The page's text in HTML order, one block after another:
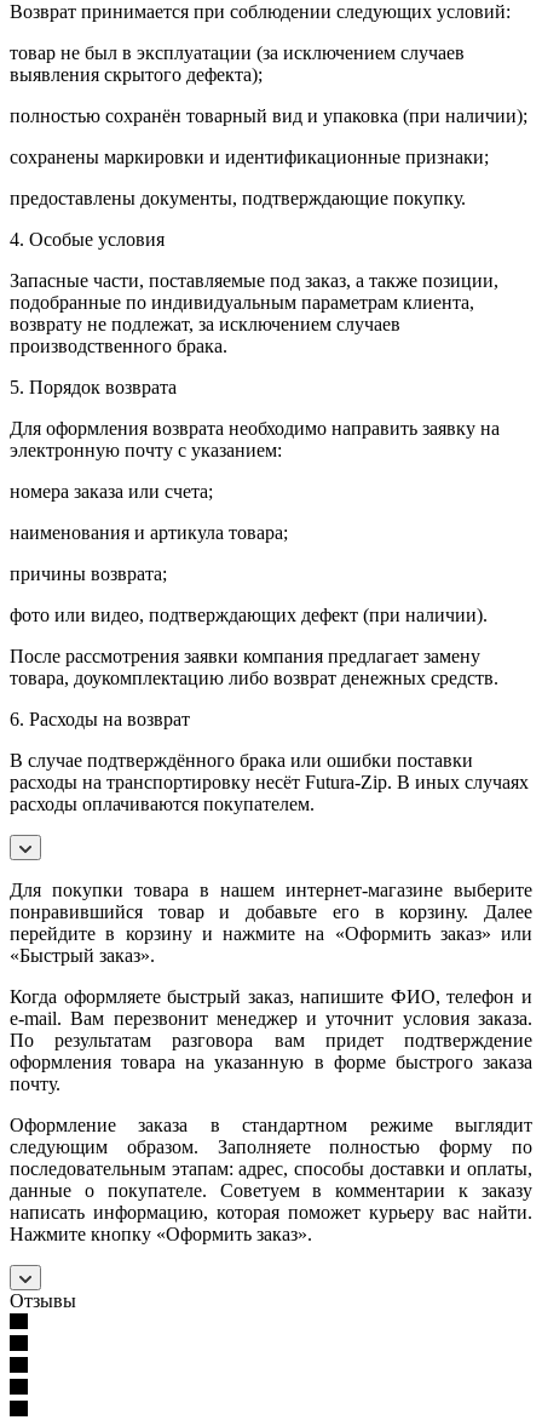
Возврат принимается при соблюдении следующих условий:
товар не был в эксплуатации (за исключением случаев
выявления скрытого дефекта);
полностью сохранён товарный вид и упаковка (при наличии);
сохранены маркировки и идентификационные признаки;
предоставлены документы, подтверждающие покупку.
4. Особые условия
Запасные части, поставляемые под заказ, а также позиции,
подобранные по индивидуальным параметрам клиента,
возврату не подлежат, за исключением случаев
производственного брака.
5. Порядок возврата
Для оформления возврата необходимо направить заявку на
электронную почту с указанием:
номера заказа или счета;
наименования и артикула товара;
причины возврата;
фото или видео, подтверждающих дефект (при наличии).
После рассмотрения заявки компания предлагает замену
товара, доукомплектацию либо возврат денежных средств.
6. Расходы на возврат
В случае подтверждённого брака или ошибки поставки
расходы на транспортировку несёт Futura-Zip. В иных случаях
расходы оплачиваются покупателем.
Для покупки товара в нашем интернет-магазине выберите
понравившийся товар и добавьте его в корзину. Далее
перейдите в корзину и нажмите на «Оформить заказ» или
«Быстрый заказ».
Когда оформляете быстрый заказ, напишите ФИО, телефон и
e-mail. Вам перезвонит менеджер и уточнит условия заказа.
По результатам разговора вам придет подтверждение
оформления товара на указанную в форме быстрого заказа
почту.
Оформление заказа в стандартном режиме выглядит
следующим образом. Заполняете полностью форму по
последовательным этапам: адрес, способы доставки и оплаты,
данные о покупателе. Советуем в комментарии к заказу
написать информацию, которая поможет курьеру вас найти.
Нажмите кнопку «Оформить заказ».
Отзывы